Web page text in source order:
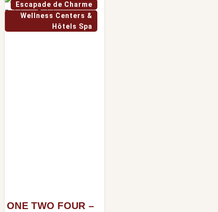
Escapade de Charme
Wellness Centers &
Hôtels Spa
ONE TWO FOUR –